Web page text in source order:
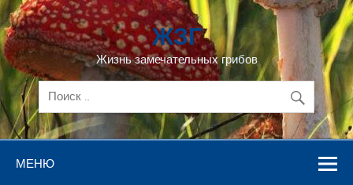
Перейти
к
содержимому
ЖЗГ
Жизнь замечательных грибов
МЕНЮ